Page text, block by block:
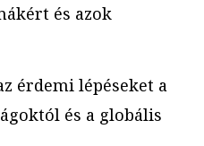
és azok
érdemi lépéseket a
és a globális